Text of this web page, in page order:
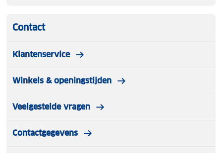
Contact
Klantenservice
Winkels & openingstijden
Veelgestelde vragen
Contactgegevens